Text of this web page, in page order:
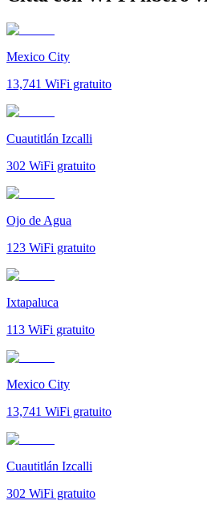
Mexico City
13,741 WiFi gratuito
Cuautitlán Izcalli
302 WiFi gratuito
Ojo de Agua
123 WiFi gratuito
Ixtapaluca
113 WiFi gratuito
Mexico City
13,741 WiFi gratuito
Cuautitlán Izcalli
302 WiFi gratuito